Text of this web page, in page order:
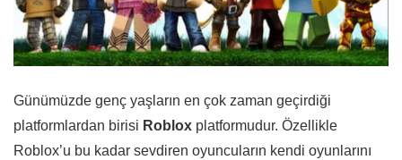
Günümüzde genç yaşların en çok zaman geçirdiği
platformlardan birisi Roblox platformudur. Özellikle
Roblox’u bu kadar sevdiren oyuncuların kendi oyunlarını